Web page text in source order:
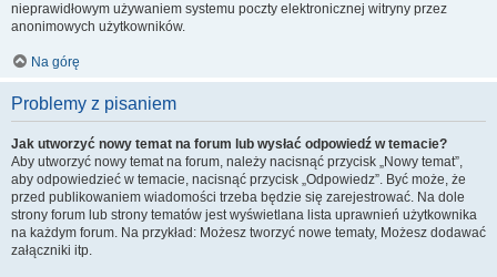
nieprawidłowym używaniem systemu poczty elektronicznej witryny przez
anonimowych użytkowników.
Na górę
Problemy z pisaniem
Jak utworzyć nowy temat na forum lub wysłać odpowiedź w temacie?
Aby utworzyć nowy temat na forum, należy nacisnąć przycisk „Nowy temat”,
aby odpowiedzieć w temacie, nacisnąć przycisk „Odpowiedz”. Być może, że
przed publikowaniem wiadomości trzeba będzie się zarejestrować. Na dole
strony forum lub strony tematów jest wyświetlana lista uprawnień użytkownika
na każdym forum. Na przykład: Możesz tworzyć nowe tematy, Możesz dodawać
załączniki itp.